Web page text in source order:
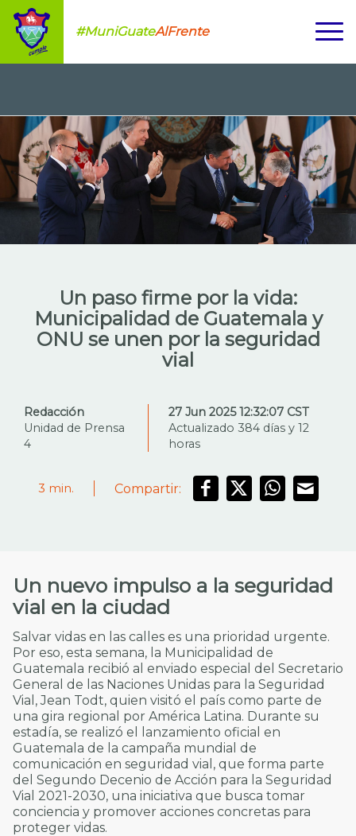
#MuniGuateAlFrente
Un paso firme por la vida:
Municipalidad de Guatemala y
ONU se unen por la seguridad
vial
Redacción
Unidad de Prensa
4
27 Jun 2025 12:32:07 CST
Actualizado 384 días y 12
horas
3 min. Compartir:
Un nuevo impulso a la seguridad
vial en la ciudad
Salvar vidas en las calles es una prioridad urgente.
Por eso, esta semana, la Municipalidad de
Guatemala recibió al enviado especial del Secretario
General de las Naciones Unidas para la Seguridad
Vial, Jean Todt, quien visitó el país como parte de
una gira regional por América Latina. Durante su
estadía, se realizó el lanzamiento oficial en
Guatemala de la campaña mundial de
comunicación en seguridad vial, que forma parte
del Segundo Decenio de Acción para la Seguridad
Vial 2021-2030, una iniciativa que busca tomar
conciencia y promover acciones concretas para
proteger vidas.